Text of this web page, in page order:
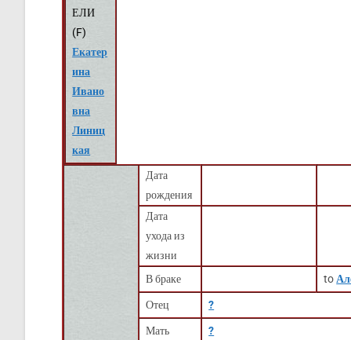
ЕЛИ
(F)
Екатер
ина
Ивано
вна
Линиц
кая
Дата
рождения
Дата
ухода из
жизни
В браке
to
Отец ?
Мать ?